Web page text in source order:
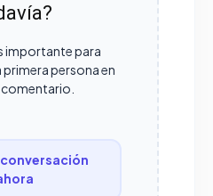
importante para
persona en